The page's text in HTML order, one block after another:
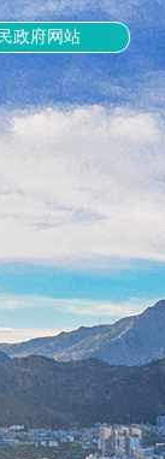
政府网站